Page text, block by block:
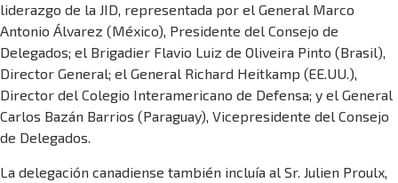
liderazgo de la JID, representada por el General Marco
Antonio Álvarez (México), Presidente del Consejo de
Delegados; el Brigadier Flavio Luiz de Oliveira Pinto (Brasil),
Director General; el General Richard Heitkamp (EE.UU.),
Director del Colegio Interamericano de Defensa; y el General
Carlos Bazán Barrios (Paraguay), Vicepresidente del Consejo
de Delegados.
La delegación canadiense también incluía al Sr. Julien Proulx,